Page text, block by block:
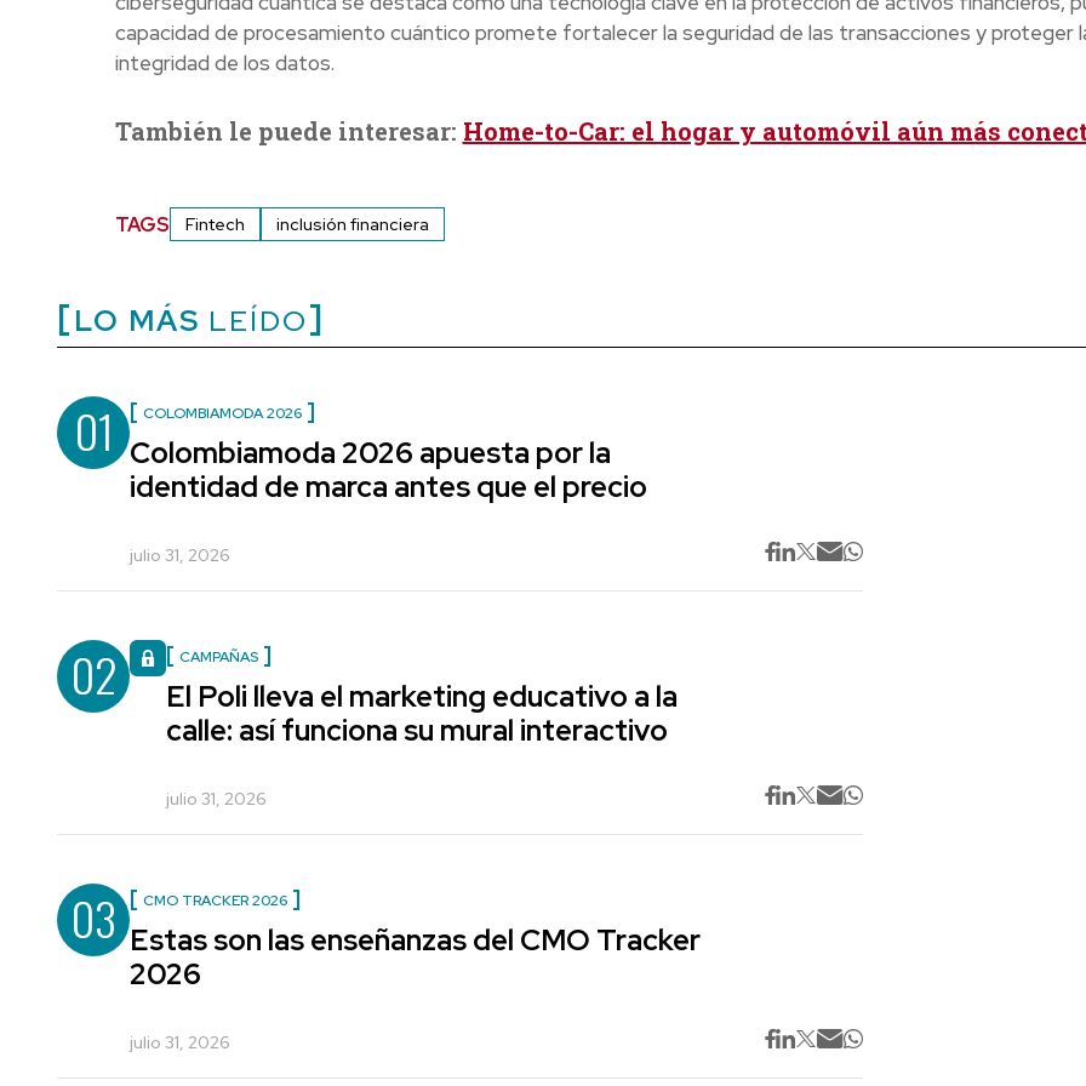
capacidad de procesamiento cuántico promete fortalecer la seguridad de las transacciones y proteger
integridad de los datos.
También le puede interesar: Home-to-Car: el hogar y automóvil aún más
TAGS Fintech inclusión financiera
LO MÁS LEÍDO
01 COLOMBIAMODA 2026
Colombiamoda 2026 apuesta por la
identidad de marca antes que el precio
julio 31, 2026
02 CAMPAÑAS
El Poli lleva el marketing educativo a la
calle: así funciona su mural interactivo
julio 31, 2026
03 CMO TRACKER 2026
Estas son las enseñanzas del CMO Tracker
2026
julio 31, 2026